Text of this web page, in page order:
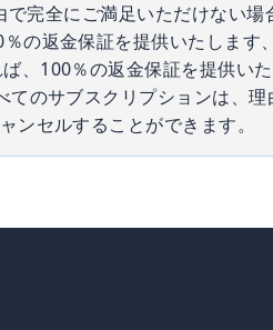
で完全にご満足いただけない場
の返金保証を提供いたします
、100％の返金保証を提供い
てのサブスクリプションは、理
ンセルすることができます。